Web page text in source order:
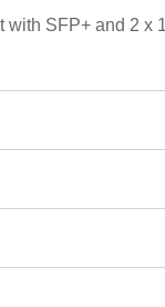
with SFP+ and 2 x